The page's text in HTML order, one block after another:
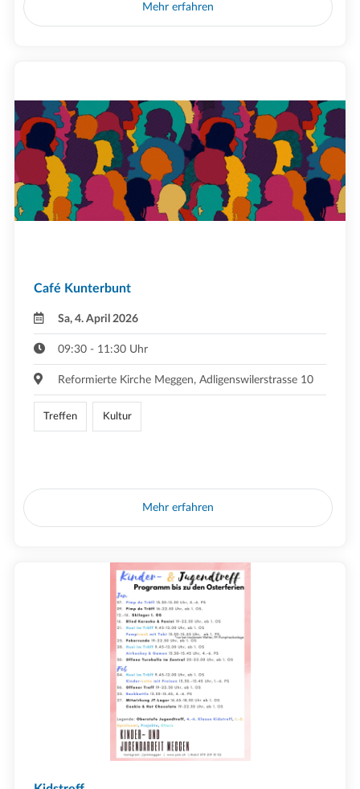
Mehr erfahren
Café Kunterbunt
Sa, 4. April 2026
09:30 - 11:30 Uhr
Reformierte Kirche Meggen, Adligenswilerstrasse 10
Treffen Kultur
Mehr erfahren